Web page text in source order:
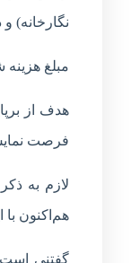
نگارخانه)
مبلغ هزینه شده برای احداث
هدف از
فرصت
لازم به
هم‌اکنون با
گفتنی